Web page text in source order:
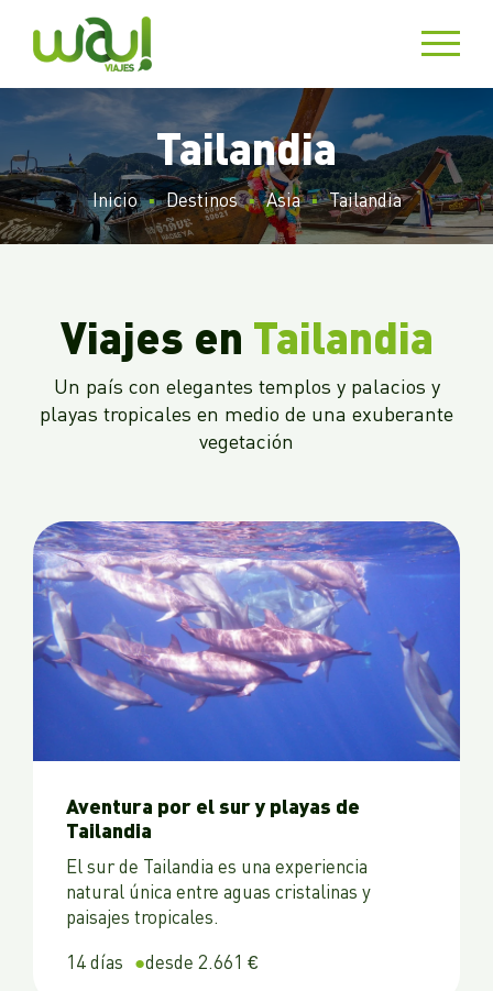
Tailandia
Inicio Destinos Asia Tailandia
Viajes en Tailandia
Un país con elegantes templos y palacios y
playas tropicales en medio de una exuberante
vegetación
Aventura por el sur y playas de
Tailandia
El sur de Tailandia es una experiencia
natural única entre aguas cristalinas y
paisajes tropicales.
14 días
desde 2.661 €